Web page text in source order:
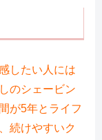
したい人には
のシェービン
が5年とライフ
続けやすいク